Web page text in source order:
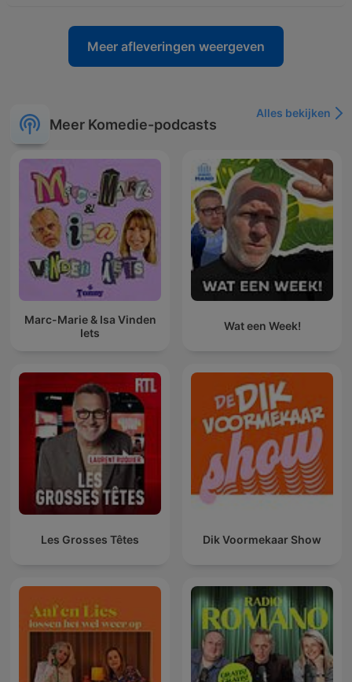
Meer afleveringen weergeven
Meer Komedie-podcasts
Alles bekijken
Marc-Marie & Isa Vinden
Iets
Wat een Week!
Les Grosses Têtes Dik Voormekaar Show